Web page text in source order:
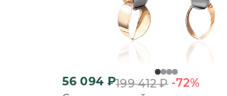
56 094₽199 412₽ -72%